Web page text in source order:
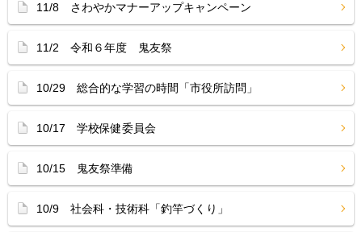
11/8 さわやかマナーアップキャンペーン
11/2 令和６年度 鬼友祭
10/29 総合的な学習の時間「市役所訪問」
10/17 学校保健委員会
10/15 鬼友祭準備
10/9 社会科・技術科「釣竿づくり」